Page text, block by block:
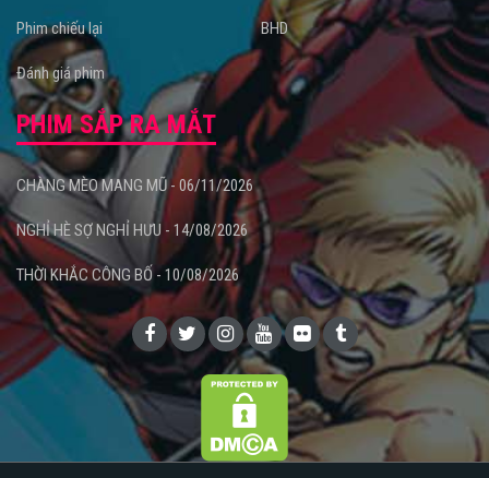
Phim chiếu lại
Đánh giá phim
BHD
PHIM SẮP RA MẮT
CHÀNG MÈO MANG MŨ - 06/11/2026
NGHỈ HÈ SỢ NGHỈ HƯU - 14/08/2026
THỜI KHẮC CÔNG BỐ - 10/08/2026